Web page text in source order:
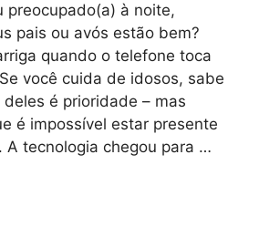
preocupado(a) à noite,
pais ou avós estão bem?
quando o telefone toca
você cuida de idosos, sabe
é prioridade – mas
é impossível estar presente
A tecnologia chegou para …